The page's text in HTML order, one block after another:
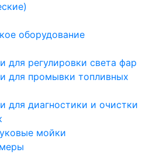
оборудование
для регулировки света фар
для промывки топливных
для диагностики и очистки
мойки